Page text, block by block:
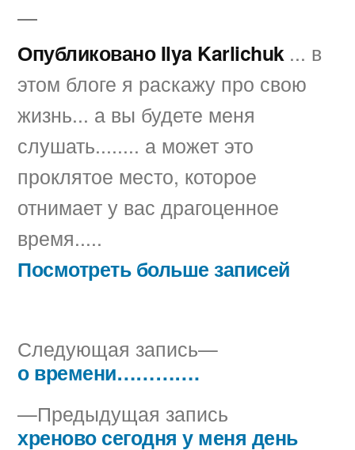
Опубликовано Ilya Karlichuk ... в
этом блоге я раскажу про свою
жизнь... а вы будете меня
слушать........ а может это
проклятое место, которое
отнимает у вас драгоценное
время.....
Посмотреть больше записей
Навигация
поПредыдущая запись
запись:
хреново сегодня у меня день
Следующая запись
Следующая
о времени………….